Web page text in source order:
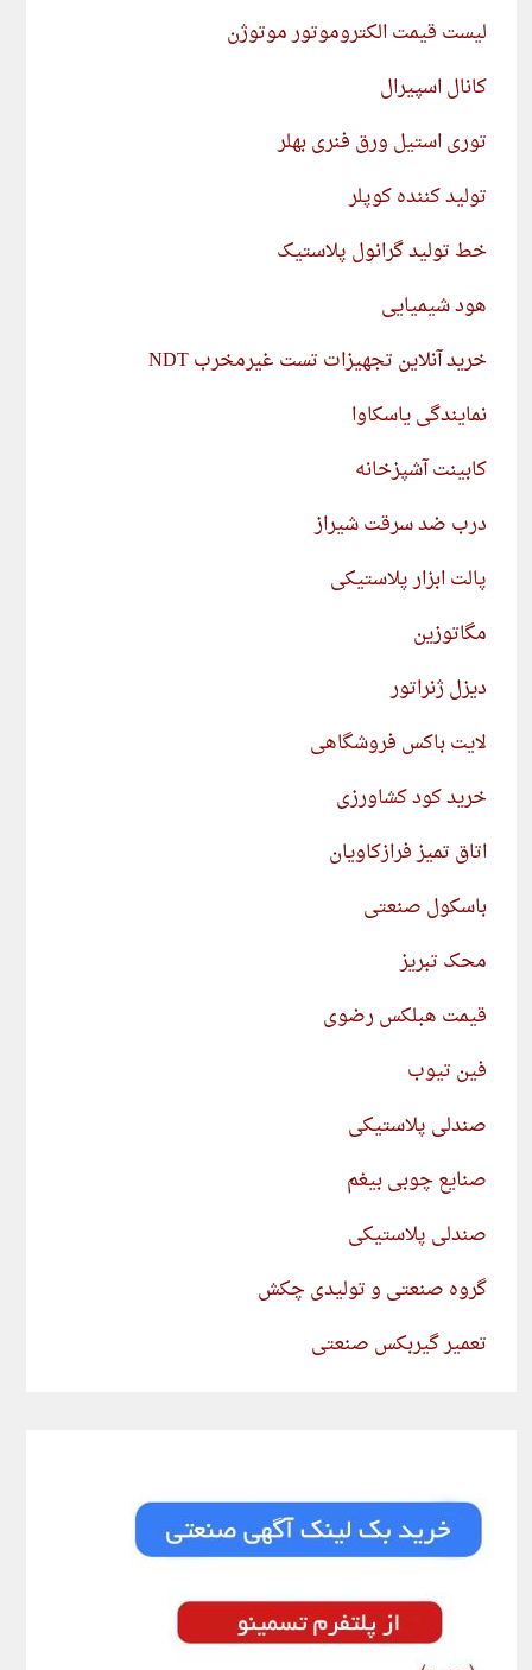
لیست قیمت الکتروموتور موتوژن
کانال اسپیرال
توری استیل ورق فنری بهلر
تولید کننده کوپلر
خط تولید گرانول پلاستیک
هود شیمیایی
خرید آنلاین تجهیزات تست غیرمخرب NDT
نمایندگی یاسکاوا
کابینت آشپزخانه
درب ضد سرقت شیراز
پالت ابزار پلاستیکی
مگاتوزین
دیزل ژنراتور
لایت باکس فروشگاهی
خرید کود کشاورزی
اتاق تمیز فرازکاویان
باسکول صنعتی
محک تبریز
قیمت هبلکس رضوی
فین تیوب
صندلی پلاستیکی
صنایع چوبی بیغم
صندلی پلاستیکی
گروه صنعتی و تولیدی چکش
تعمیر گیربکس صنعتی